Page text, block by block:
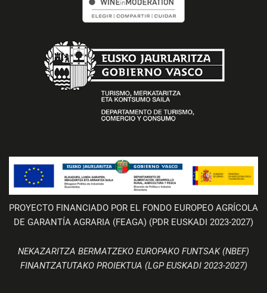
PROYECTO FINANCIADO POR EL FONDO EUROPEO AGRÍCOLA
DE GARANTÍA AGRARIA (FEAGA) (PDR EUSKADI 2023-2027)
NEKAZARITZA BERMATZEKO EUROPAKO FUNTSAK (NBEF)
FINANTZATUTAKO PROIEKTUA (LGP EUSKADI 2023-2027)